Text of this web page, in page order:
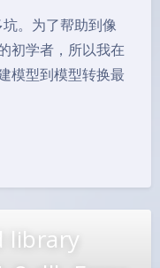
。为了帮助到像
初学者，所以我在
模型到模型转换最
library